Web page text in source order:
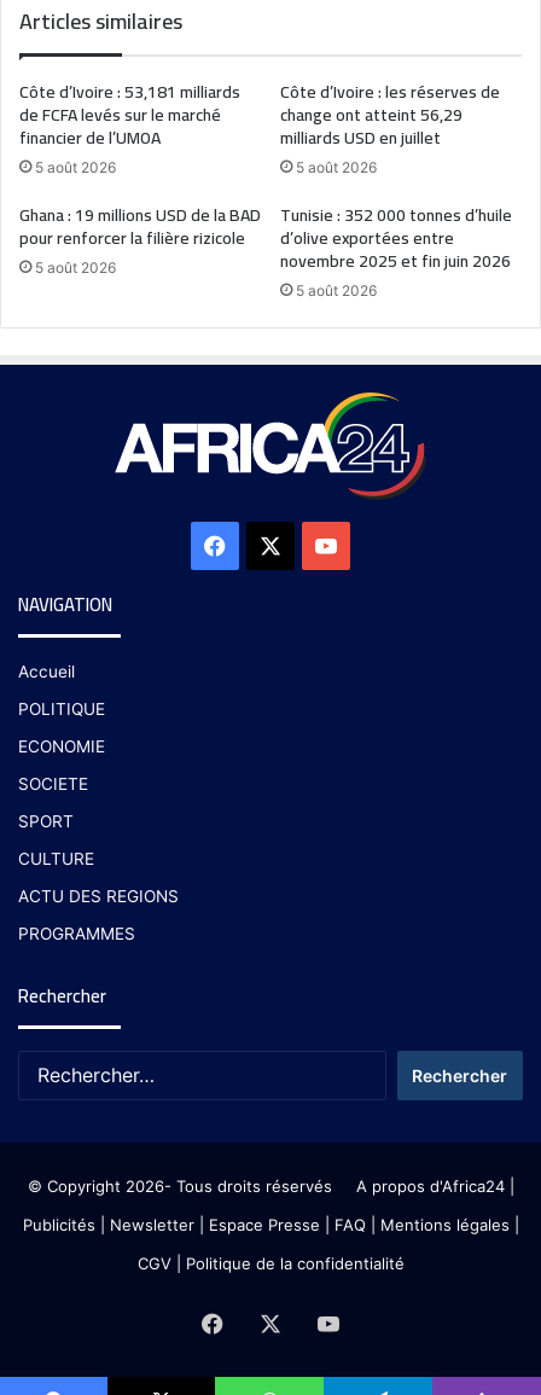
Articles similaires
Côte d’Ivoire : 53,181 milliards
de FCFA levés sur le marché
financier de l’UMOA
5 août 2026
Côte d’Ivoire : les réserves de
change ont atteint 56,29
milliards USD en juillet
5 août 2026
Ghana : 19 millions USD de la BAD
pour renforcer la filière rizicole
5 août 2026
Tunisie : 352 000 tonnes d’huile
d’olive exportées entre
novembre 2025 et fin juin 2026
5 août 2026
NAVIGATION
Accueil
POLITIQUE
ECONOMIE
SOCIETE
SPORT
CULTURE
ACTU DES REGIONS
PROGRAMMES
Rechercher
© Copyright 2026- Tous droits réservés A propos d'Africa24|
Publicités
Newsletter| Espace Presse | FAQ | Mentions légales
CGV| Politique de la confidentialité